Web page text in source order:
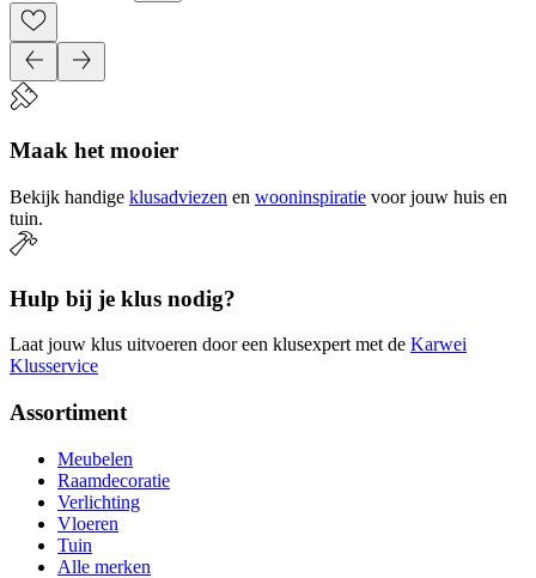
Maak het mooier
Bekijk handige klusadviezen en wooninspiratie voor jouw huis en
tuin.
Hulp bij je klus nodig?
Laat jouw klus uitvoeren door een klusexpert met de Karwei
Klusservice
Assortiment
Meubelen
Raamdecoratie
Verlichting
Vloeren
Tuin
Alle merken